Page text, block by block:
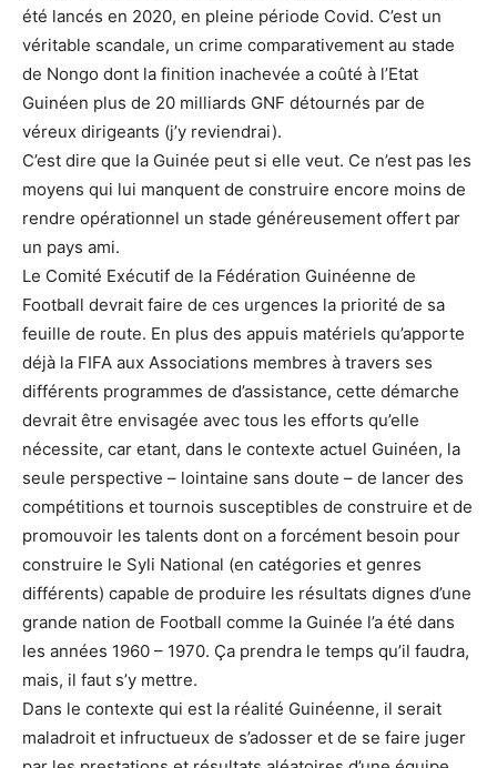
été lancés en 2020, en pleine période Covid. C’est un
véritable scandale, un crime comparativement au stade
de Nongo dont la finition inachevée a coûté à l’Etat
Guinéen plus de 20 milliards GNF détournés par de
véreux dirigeants (j’y reviendrai).
C’est dire que la Guinée peut si elle veut. Ce n’est pas les
moyens qui lui manquent de construire encore moins de
rendre opérationnel un stade généreusement offert par
un pays ami.
Le Comité Exécutif de la Fédération Guinéenne de
Football devrait faire de ces urgences la priorité de sa
feuille de route. En plus des appuis matériels qu’apporte
déjà la FIFA aux Associations membres à travers ses
différents programmes de d’assistance, cette démarche
devrait être envisagée avec tous les efforts qu’elle
nécessite, car etant, dans le contexte actuel Guinéen, la
seule perspective – lointaine sans doute – de lancer des
compétitions et tournois susceptibles de construire et de
promouvoir les talents dont on a forcément besoin pour
construire le Syli National (en catégories et genres
différents) capable de produire les résultats dignes d’une
grande nation de Football comme la Guinée l’a été dans
les années 1960 – 1970. Ça prendra le temps qu’il faudra,
mais, il faut s’y mettre.
Dans le contexte qui est la réalité Guinéenne, il serait
maladroit et infructueux de s’adosser et de se faire juger